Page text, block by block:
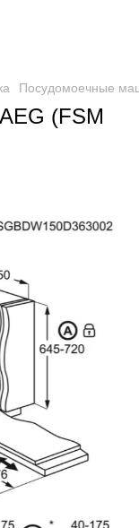
Посудомоечные
(FSM